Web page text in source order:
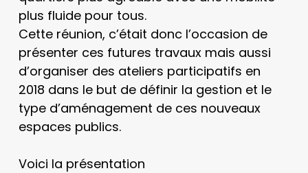
plus fluide pour tous.
Cette réunion, c’était donc l’occasion de
présenter ces futures travaux mais aussi
d’organiser des ateliers participatifs en
2018 dans le but de définir la gestion et le
type d’aménagement de ces nouveaux
espaces publics.
Voici la présentation